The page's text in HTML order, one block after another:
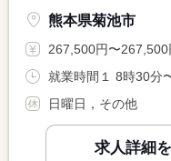
熊本県菊池市
267,500円〜267,500円 ※フルタイム求人の
就業時間１ 8時30分
日曜日，その他
求人詳細